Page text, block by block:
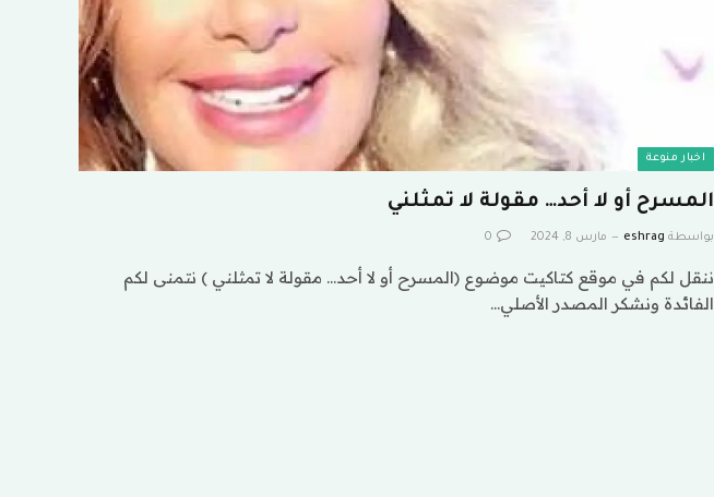
اخبار منوعة
المسرح أو لا أحد… مقولة لا تمثلني
بواسطة eshrag مارس 8, 2024 0
ننقل لكم في موقع كتاكيت موضوع (المسرح أو لا أحد… مقولة لا تمثلني ) نتمنى لكم
الفائدة ونشكر المصدر الأصلي…